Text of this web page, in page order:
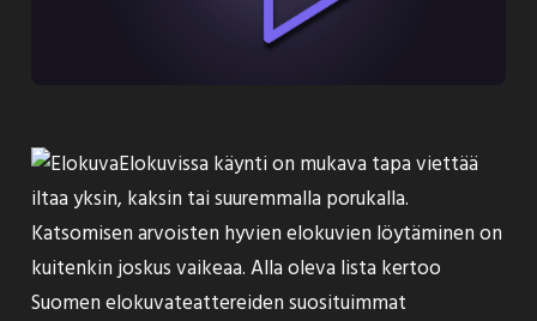
Elokuvissa käynti on mukava tapa viettää
iltaa yksin, kaksin tai suuremmalla porukalla.
Katsomisen arvoisten hyvien elokuvien löytäminen on
kuitenkin joskus vaikeaa. Alla oleva lista kertoo
Suomen elokuvateattereiden suosituimmat